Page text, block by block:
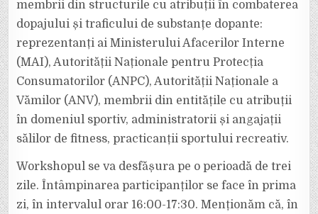
membrii din structurile cu atribuții în combaterea
dopajului și traficului de substanțe dopante:
reprezentanți ai Ministerului Afacerilor Interne
(MAI), Autorității Naționale pentru Protecția
Consumatorilor (ANPC), Autorității Naționale a
Vămilor (ANV), membrii din entitățile cu atribuții
în domeniul sportiv, administratorii și angajații
sălilor de fitness, practicanții sportului recreativ.
Workshopul se va desfășura pe o perioadă de trei
zile. Întâmpinarea participanților se face în prima
zi, în intervalul orar 16:00-17:30. Menționăm că, în